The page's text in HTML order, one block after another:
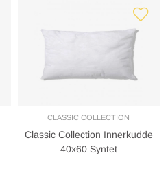
CLASSIC COLLECTION
Classic Collection Innerkudde
40x60 Syntet